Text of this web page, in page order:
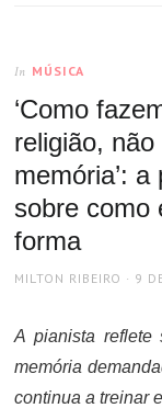
In MÚSICA
‘Como
religião,
memória’:
sobre como
forma
AUTHOR
MILTON RIBEIRO 9
A pianista reflete
memória
continua a treinar